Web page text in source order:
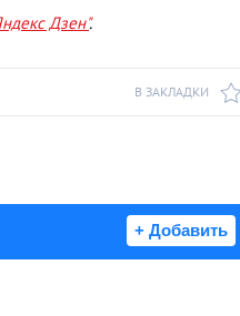
Дзен".
В ЗАКЛАДКИ
+ Добавить